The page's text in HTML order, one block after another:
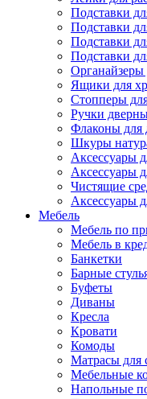
Подставки
Подставки
Подставки
Подставки
Органайзеры
Ящики для
Стопперы
Ручки
Флаконы для
Шкуры
Аксессуары
Аксессуары
Чистящие
Аксессуары
Мебель
Мебель по
Мебель в
Банкетки
Барные
Буфеты
Диваны
Кресла
Кровати
Комоды
Матрасы для
Мебельные
Напольные